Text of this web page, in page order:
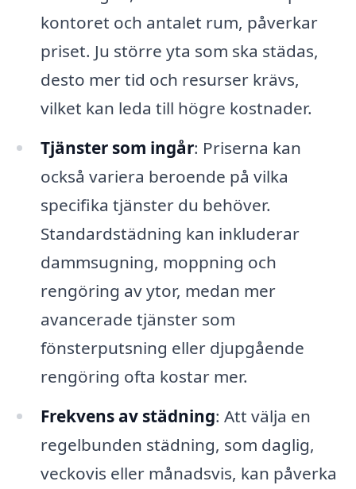
kontoret och antalet rum, påverkar
priset. Ju större yta som ska städas,
desto mer tid och resurser krävs,
vilket kan leda till högre kostnader.
Tjänster som ingår: Priserna kan
också variera beroende på vilka
specifika tjänster du behöver.
Standardstädning kan inkluderar
dammsugning, moppning och
rengöring av ytor, medan mer
avancerade tjänster som
fönsterputsning eller djupgående
rengöring ofta kostar mer.
Frekvens av städning: Att välja en
regelbunden städning, som daglig,
veckovis eller månadsvis, kan påverka